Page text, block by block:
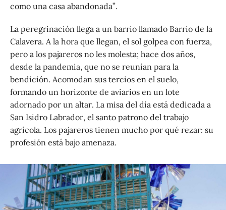
como una casa abandonada”.
La peregrinación llega a un barrio llamado Barrio de la
Calavera. A la hora que llegan, el sol golpea con fuerza,
pero a los pajareros no les molesta; hace dos años,
desde la pandemia, que no se reunían para la
bendición. Acomodan sus tercios en el suelo,
formando un horizonte de aviarios en un lote
adornado por un altar. La misa del día está dedicada a
San Isidro Labrador, el santo patrono del trabajo
agrícola. Los pajareros tienen mucho por qué rezar: su
profesión está bajo amenaza.